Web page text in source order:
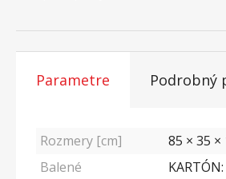
Parametre Podrobný
Rozmery [cm]
85 × 35 ×
Balené